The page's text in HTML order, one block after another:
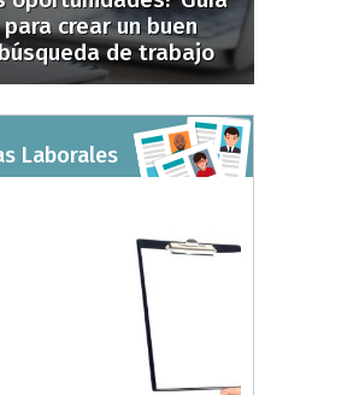
crear un buen
de trabajo
Laborales